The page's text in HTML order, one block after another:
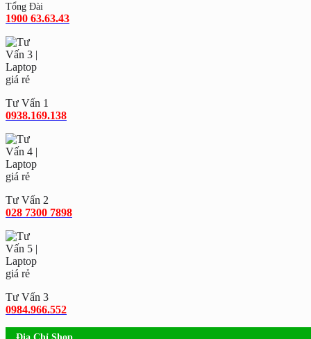
Tổng Đài
1900 63.63.43
Tư Vấn 1
0938.169.138
Tư Vấn 2
028 7300 7898
Tư Vấn 3
0984.966.552